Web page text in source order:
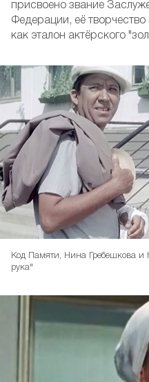
присвоено звание
Федерации, её
как эталон актёрского
Код Памяти, Нина Гребешкова
рука"